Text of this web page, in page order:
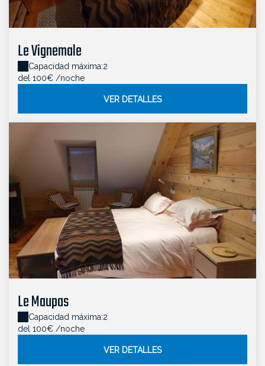
Le Vignemale
Capacidad máxima:2
del 100€ /noche
VER DETALLES
Le Maupas
Capacidad máxima:2
del 100€ /noche
VER DETALLES